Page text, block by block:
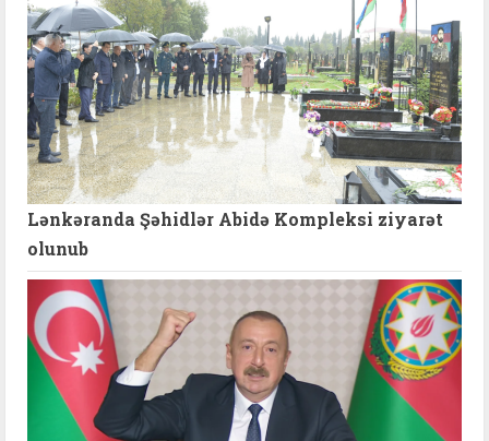
Lənkəranda Şəhidlər Abidə Kompleksi ziyarət
olunub